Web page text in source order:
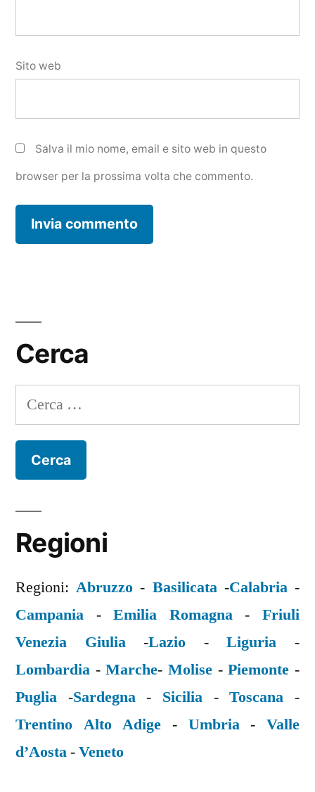
Sito web
Salva il mio nome, email e sito web in questo
browser per la prossima volta che commento.
Cerca
Ricerca
per:
Regioni
Regioni:Abruzzo - Basilicata-Calabria-
Campania -Emilia Romagna-Friuli
Venezia Giulia-Lazio -Liguria -
Lombardia -Marche-Molise -Piemonte -
Puglia -Sardegna- Sicilia -Toscana -
Trentino Alto Adige - Umbria-Valle
d’Aosta-Veneto